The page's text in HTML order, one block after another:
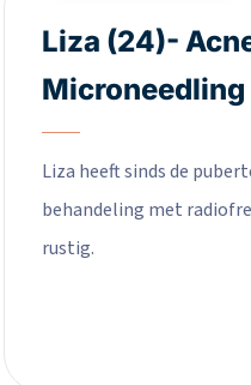
Liza (24)-
Microneedling
Liza heeft sinds de
behandeling met
rustig.